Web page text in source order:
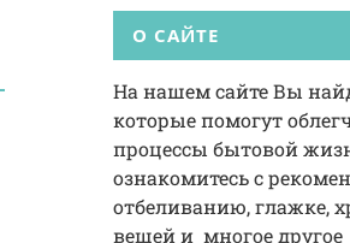
О САЙТЕ
На нашем сайте Вы
которые помогут
процессы бытовой
ознакомитесь с
отбеливанию, глажке,
вещей и многое другое